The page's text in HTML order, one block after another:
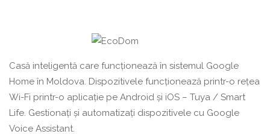
Casă inteligentă care funcționează în sistemul Google
Home în Moldova. Dispozitivele funcționează printr-o rețea
Wi-Fi printr-o aplicație pe Android și iOS – Tuya / Smart
Life. Gestionați și automatizați dispozitivele cu Google
Voice Assistant.